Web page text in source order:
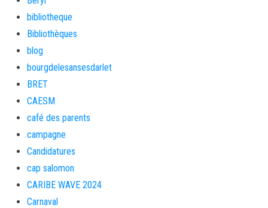
bibliotheque
Bibliothèques
blog
bourgdelesansesdarlet
BRET
CAESM
café des parents
campagne
Candidatures
cap salomon
CARIBE WAVE 2024
Carnaval